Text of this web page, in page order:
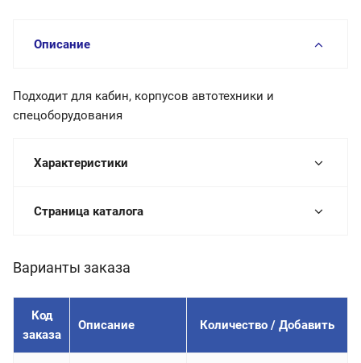
Описание
Подходит для кабин, корпусов автотехники и
спецоборудования
Характеристики
Страница каталога
Варианты заказа
Код
заказа
Описание Количество / Добавить